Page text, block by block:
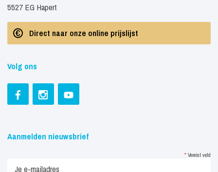
5527 EG Hapert
Direct naar onze online prijslijst
Volg ons
Aanmelden nieuwsbrief
* Vereist veld